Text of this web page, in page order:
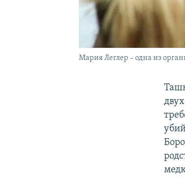
Мария Леглер – одна из